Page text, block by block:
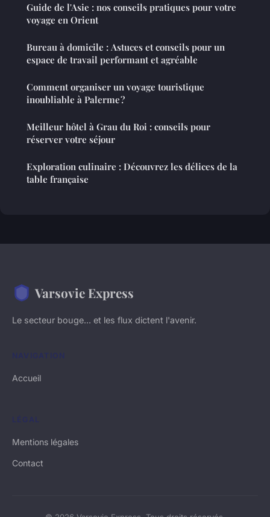
Guide de l'Asie : nos conseils pratiques pour votre
voyage en Orient
Bureau à domicile : Astuces et conseils pour un
espace de travail performant et agréable
Comment organiser un voyage touristique
inoubliable à Palerme ?
Meilleur hôtel à Grau du Roi : conseils pour
réserver votre séjour
Exploration culinaire : Découvrez les délices de la
table française
Varsovie Express
Le secteur bouge... et les flux dictent l'avenir.
NAVIGATION
Accueil
LÉGAL
Mentions légales
Contact